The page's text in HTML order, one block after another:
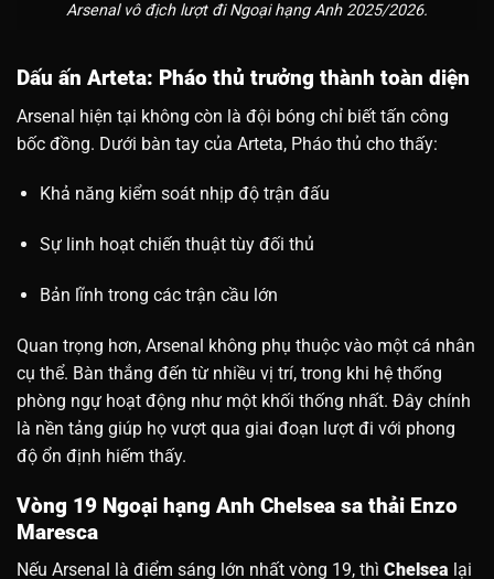
Arsenal vô địch lượt đi Ngoại hạng Anh 2025/2026.
Dấu ấn Arteta: Pháo thủ trưởng thành toàn diện
Arsenal hiện tại không còn là đội bóng chỉ biết tấn công
bốc đồng. Dưới bàn tay của Arteta, Pháo thủ cho thấy:
Khả năng kiểm soát nhịp độ trận đấu
Sự linh hoạt chiến thuật tùy đối thủ
Bản lĩnh trong các trận cầu lớn
Quan trọng hơn, Arsenal không phụ thuộc vào một cá nhân
cụ thể. Bàn thắng đến từ nhiều vị trí, trong khi hệ thống
phòng ngự hoạt động như một khối thống nhất. Đây chính
là nền tảng giúp họ vượt qua giai đoạn lượt đi với phong
độ ổn định hiếm thấy.
Vòng 19 Ngoại hạng Anh Chelsea sa thải Enzo
Maresca
Nếu Arsenal là điểm sáng lớn nhất vòng 19, thì Chelsea lại